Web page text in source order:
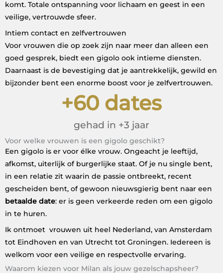
komt. Totale ontspanning voor lichaam en geest in een
veilige, vertrouwde sfeer.
Intiem contact en zelfvertrouwen
Voor vrouwen die op zoek zijn naar meer dan alleen een
goed gesprek, biedt een gigolo ook intieme diensten.
Daarnaast is de bevestiging dat je aantrekkelijk, gewild en
bijzonder bent een enorme boost voor je zelfvertrouwen.
gehad in +3 jaar
+60 dates
Voor welke vrouwen is een gigolo geschikt?
Een gigolo is er voor élke vrouw. Ongeacht je leeftijd,
afkomst, uiterlijk of burgerlijke staat. Of je nu single bent,
in een relatie zit waarin de passie ontbreekt, recent
gescheiden bent, of gewoon nieuwsgierig bent naar een
betaalde date: er is geen verkeerde reden om een gigolo
in te huren.
Ik ontmoet vrouwen uit heel Nederland, van Amsterdam
tot Eindhoven en van Utrecht tot Groningen. Iedereen is
welkom voor een veilige en respectvolle ervaring.
Waarom kiezen voor Milan als jouw gezelschapsheer?